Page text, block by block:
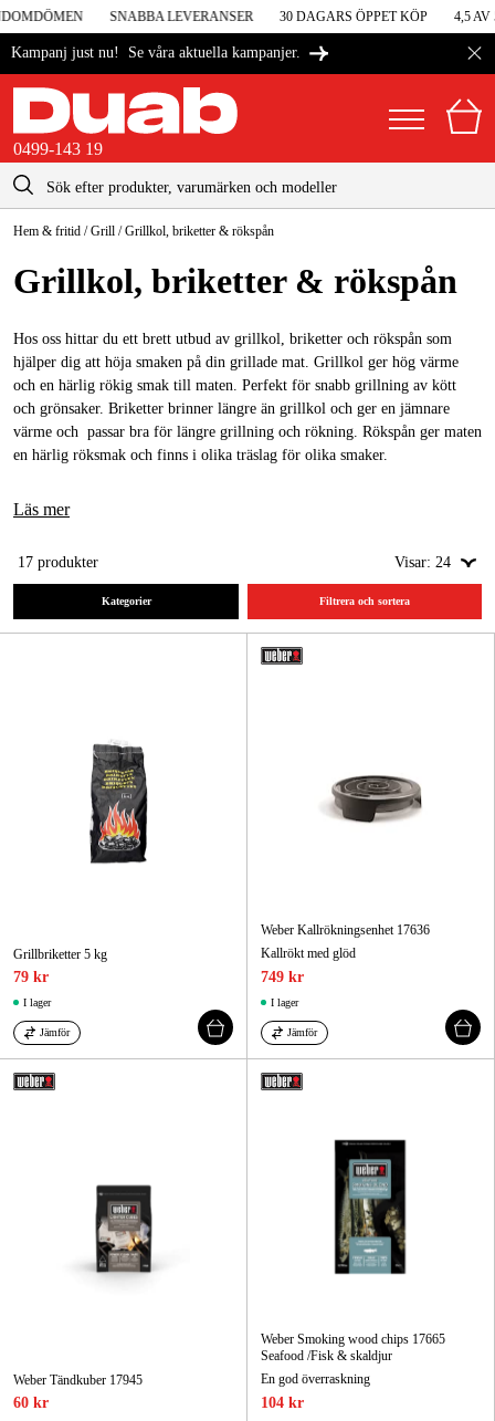
SNABBA LEVERANSER 30 DAGARS ÖPPET KÖP 4,5 AV 5
Kampanj just nu! Se våra aktuella kampanjer.
0499-143 19
Sverige
Danmark
Suomi
Norge
Deutschland
Maskiner & verktyg
Garage & verkstad
Maskintillbehör & förbrukning
Arbetskläder & skydd
Hem & fritid
Kampanjer
Artiklar & Guider
Våra varumärken
Kontakt & Öppettider
kontakt@duab.se
Hem & fritid /Grill /Grillkol, briketter & rökspån
Grill­kol, briketter & rök­spån
Hos oss hittar du ett brett utbud av grillkol, briketter och rökspån som
hjälper dig att höja smaken på din grillade mat. Grillkol ger hög värme
och en härlig rökig smak till maten. Perfekt för snabb grillning av kött
och grönsaker. Briketter brinner längre än grillkol och ger en jämnare
värme och passar bra för längre grillning och rökning. Rökspån ger maten
en härlig röksmak och finns i olika träslag för olika smaker.
Läs mer
17 produkter Visar: 24
Kategorier Filtrera och sortera
Grillbriketter 5 kg
79 kr
I lager
Jämför
Weber Kallrökningsenhet 17636
Kallrökt med glöd
749 kr
I lager
Jämför
Weber Tändkuber 17945
60 kr
Weber Smoking wood chips 17665
Seafood /Fisk & skaldjur
En god överraskning
104 kr